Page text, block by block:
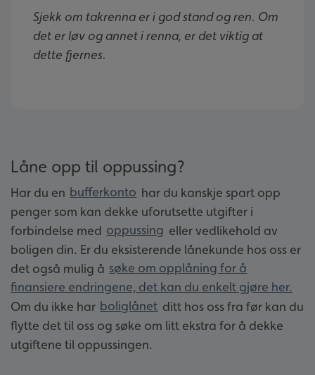
Sjekk om takrenna er i god stand og ren. Om
det er løv og annet i renna, er det viktig at
dette fjernes.
Låne opp til oppussing?
Har du en bufferkonto har du kanskje spart opp
penger som kan dekke uforutsette utgifter i
forbindelse med oppussing eller vedlikehold av
boligen din. Er du eksisterende lånekunde hos oss er
det også mulig å søke om opplåning for å
finansiere endringene, det kan du enkelt gjøre her.
Om du ikke har boliglånet ditt hos oss fra før kan du
flytte det til oss og søke om litt ekstra for å dekke
utgiftene til oppussingen.